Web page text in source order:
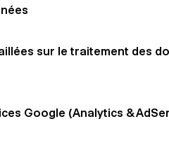
sur le traitement des
Google (Analytics &